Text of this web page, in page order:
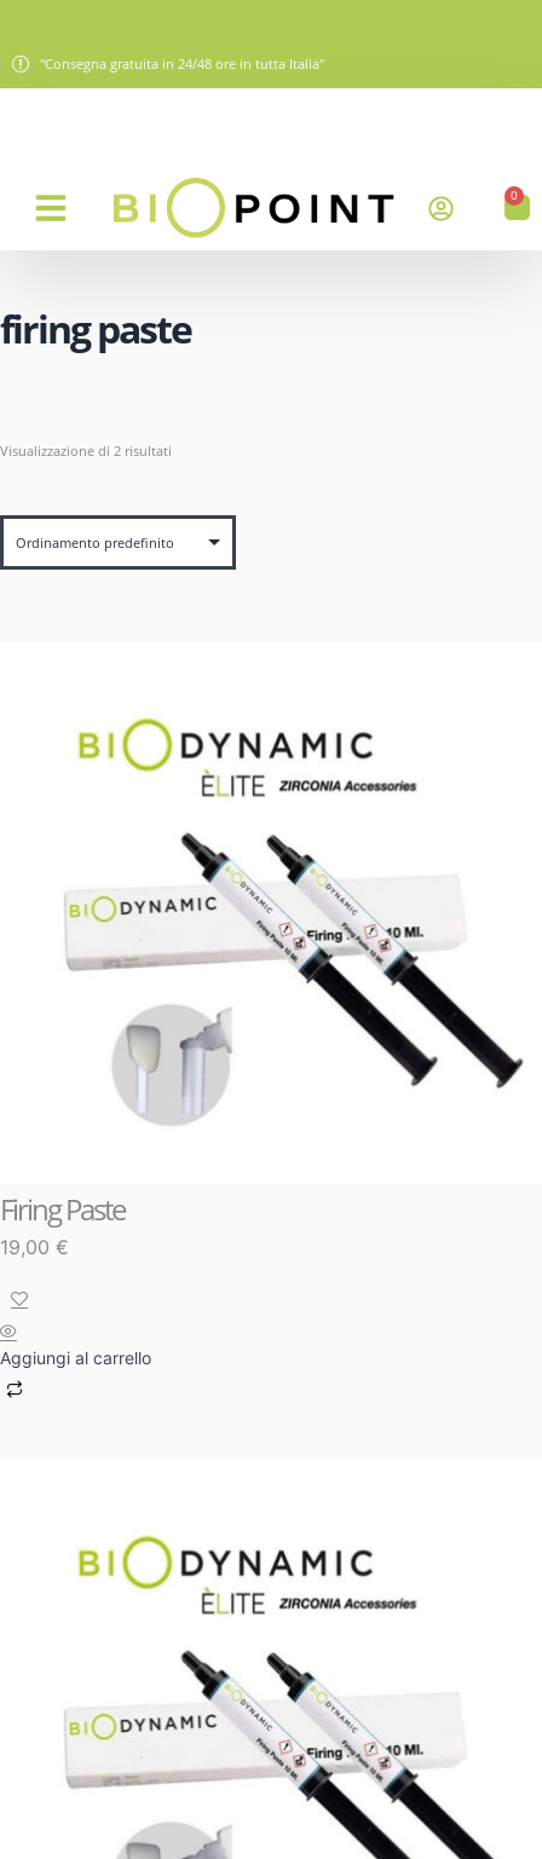
"Consegna gratuita in 24/48 ore in tutta Italia"
0
firing paste
Visualizzazione di 2 risultati
Firing Paste
19,00 €
Aggiungi al carrello